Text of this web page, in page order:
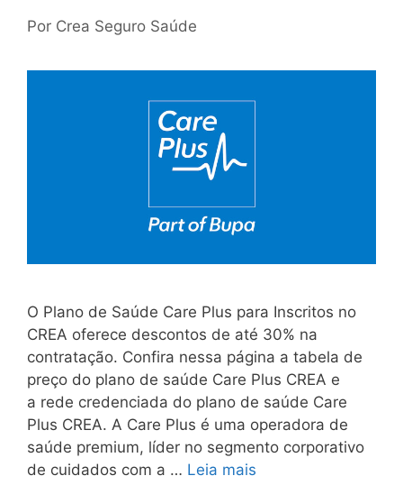
Por Crea Seguro Saúde
O Plano de Saúde Care Plus para Inscritos no
CREA oferece descontos de até 30% na
contratação. Confira nessa página a tabela de
preço do plano de saúde Care Plus CREA e
a rede credenciada do plano de saúde Care
Plus CREA. A Care Plus é uma operadora de
saúde premium, líder no segmento corporativo
de cuidados com a … Leia mais